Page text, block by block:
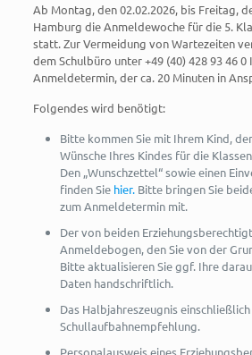
Ab Montag, den 02.02.2026, bis Freitag,
Hamburg die Anmeldewoche für die 5.
statt. Zur Vermeidung von Wartezeiten
dem Schulbüro unter +49 (40) 428 93 46
Anmeldetermin, der ca. 20 Minuten in
Folgendes wird benötigt:
Bitte kommen Sie mit Ihrem Kind,
Wünsche Ihres Kindes für die
Den „Wunschzettel“ sowie einen
finden Sie hier. Bitte bringen Sie
zum Anmeldetermin mit.
Der von beiden
Anmeldebogen, den Sie von der
Bitte aktualisieren Sie ggf. Ihre
Daten handschriftlich.
Das Halbjahreszeugnis
Schullaufbahnempfehlung.
Personalausweis eines